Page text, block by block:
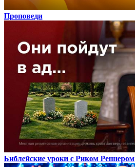
Проповеди
Библейские уроки с Риком Реннером